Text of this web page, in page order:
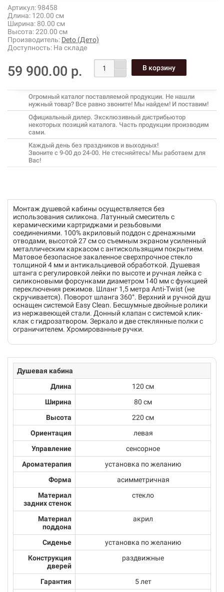
Артикул:98458
Длина: 120.00 см
Ширина: 80.00 см
Высота:220.00 см
Производитель: Deto (Дето)
Доступность: На складе
59 900.00 р.
Огромный каталог поставляемой продукции. Не нашли
нужный товар? Все равно звоните! Мы найдем! И поставим!
Официальный дилер. Эксклюзивный дистрибьютор
некоторых позиций каталога. Часть продукции производим
сами.
Каждый день без праздников и выходных!
Звоните с 9-00 до 24-00. Не стесняйтесь! Мы работаем для
Вас!
Монтаж душевой кабины осуществляется без
использования силикона. Латунный смеситель с
керамическими картриджами и резьбовыми
соединениями. 100% акриловый поддон с дренажными
отводами, высотой 27 см со съемным экраном усиленный
металлическим каркасом с антискользящим покрытием.
Матовое безопасное закаленное сверхпрочное стекло
толщиной 4 мм и антикальциевой обработкой. Душевая
штанга с регулировкой лейки по высоте и ручная лейка с
силиконовыми форсунками диаметром 140 мм с функцией
переключения режимов. Шланг 1,5 метра Anti-Twist (не
скручивается). Поворот шланга 360°. Верхний и ручной душ
оснащен системой Easy Clean. Бесшумные двойные ролики
из нержавеющей стали. Донный клапан с системой клик-
клак с гидрозатвором. Зеркало и две стеклянные полки с
ограничителем. Хромированные ручки.
Душевая кабина
Длина
120 см
Ширина
80 см
Высота
220 см
Ориентация
левая
Управление
сенсорное
Ароматерапия
установка по желанию
Форма
асимметричная
Материал
задних стенок
стекло
Материал
поддона
акрил
Сиденье
установка по желанию
Конструкция
дверей
раздвижные
Гарантия 5 лет